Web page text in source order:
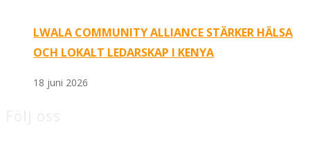
LWALA COMMUNITY ALLIANCE STÄRKER HÄLSA
OCH LOKALT LEDARSKAP I KENYA
18 juni 2026